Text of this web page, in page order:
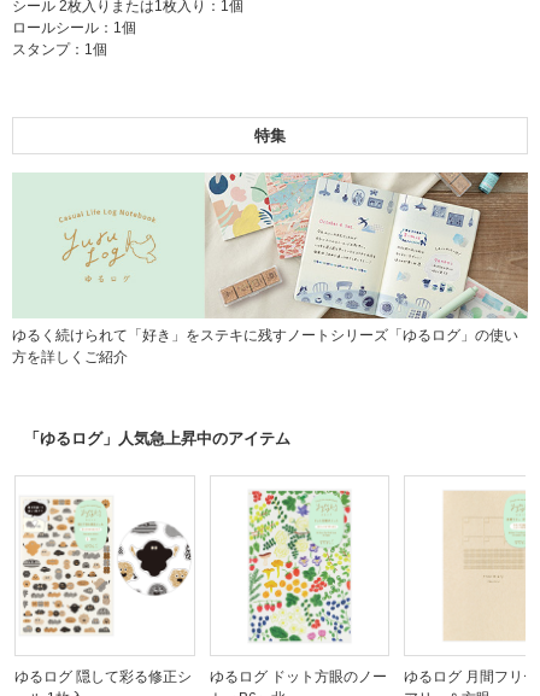
シール 2枚入りまたは1枚入り：1個
ロールシール：1個
スタンプ：1個
特集
ゆるく続けられて「好き」をステキに残すノートシリーズ「ゆるログ」の使い
方を詳しくご紹介
「ゆるログ」人気急上昇中のアイテム
ゆるログ 隠して彩る修正シ
ゆるログ ドット方眼のノー
ゆるログ 月間フリ